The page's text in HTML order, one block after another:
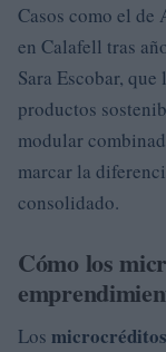
Casos como el de
en Calafell tras
Sara Escobar,
productos
modular
marcar la
consolidado.
Cómo los
Los microcréditos